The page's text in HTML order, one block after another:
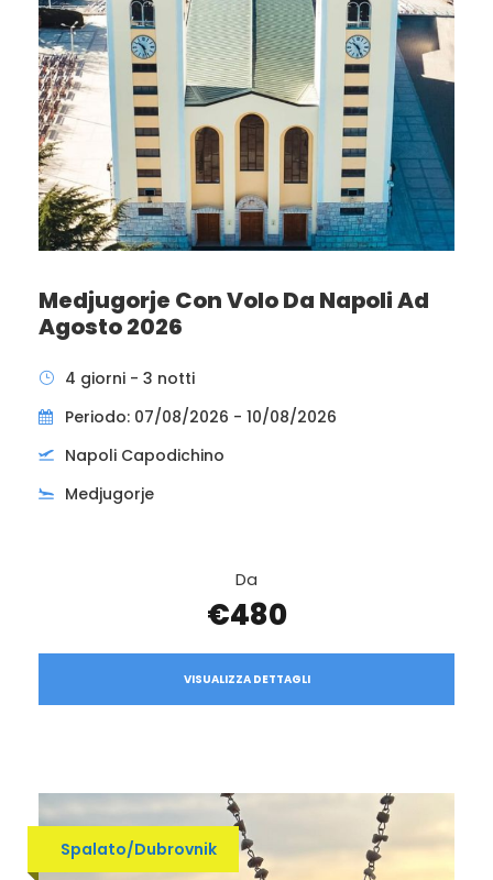
Medjugorje Con Volo Da Napoli Ad
Agosto 2026
4 giorni - 3 notti
Periodo: 07/08/2026 - 10/08/2026
Napoli Capodichino
Medjugorje
Da
€480
VISUALIZZA DETTAGLI
Spalato/Dubrovnik